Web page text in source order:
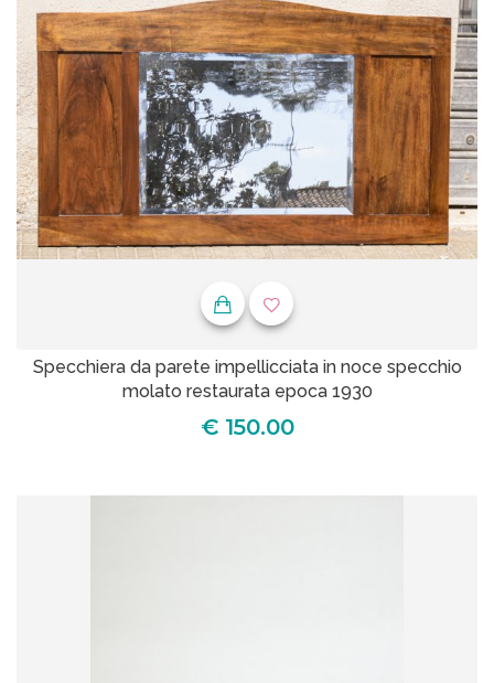
Specchiera da parete impellicciata in noce specchio
molato restaurata epoca 1930
€ 150.00